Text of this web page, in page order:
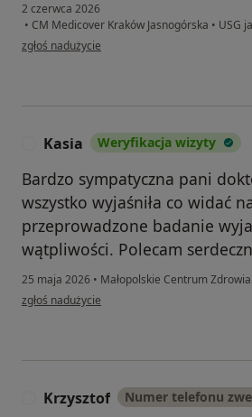
2 czerwca 2026
• CM Medicover Kraków Jasnogórska • USG
w opinii użytkownika Karo
zgłoś nadużycie
Kasia Weryfikacja wizyty
Bardzo sympatyczna pani
wszystko wyjaśniła co widać
przeprowadzone badanie
wątpliwości. Polecam
25 maja 2026 • Małopolskie Centrum Zdrowia
w opinii użytkownika Kasia
zgłoś nadużycie
Krzysztof Numer telefonu